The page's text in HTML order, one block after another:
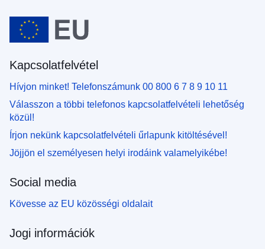
Kapcsolatfelvétel
Hívjon minket! Telefonszámunk 00 800 6 7 8 9 10 11
Válasszon a többi telefonos kapcsolatfelvételi lehetőség
közül!
Írjon nekünk kapcsolatfelvételi űrlapunk kitöltésével!
Jöjjön el személyesen helyi irodáink valamelyikébe!
Social media
Kövesse az EU közösségi oldalait
Jogi információk